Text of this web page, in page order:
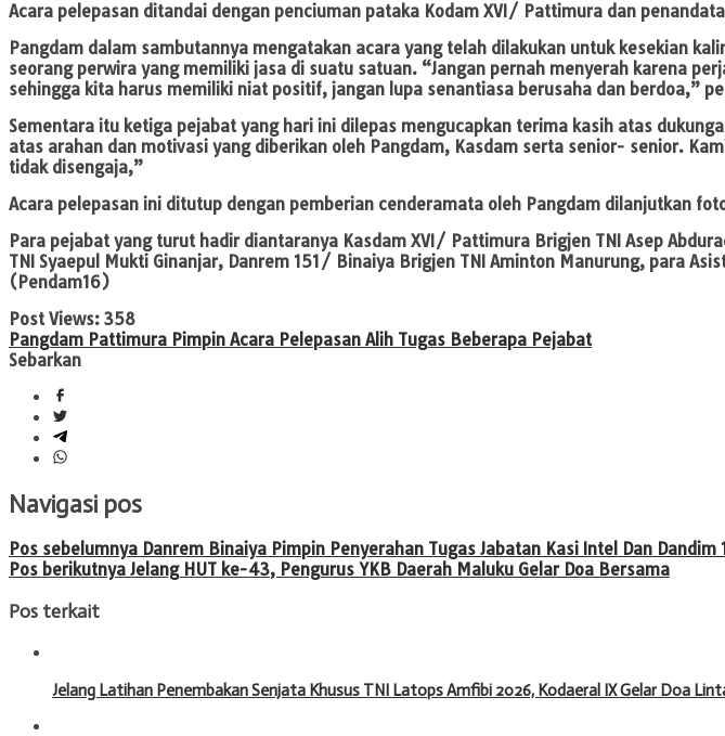
Acara pelepasan ditandai dengan penciuman pataka Kodam XVI/ Pattimura dan
Pangdam dalam sambutannya mengatakan acara yang telah dilakukan untuk kesekian
seorang perwira yang memiliki jasa di suatu satuan. “Jangan pernah menyerah karena
sehingga kita harus memiliki niat positif, jangan lupa senantiasa berusaha dan berdoa,”
Sementara itu ketiga pejabat yang hari ini dilepas mengucapkan terima kasih atas
atas arahan dan motivasi yang diberikan oleh Pangdam, Kasdam serta senior- senior.
tidak disengaja,”
Acara pelepasan ini ditutup dengan pemberian cenderamata oleh Pangdam dilanjutkan
Para pejabat yang turut hadir diantaranya Kasdam XVI/ Pattimura Brigjen TNI Asep
TNI Syaepul Mukti Ginanjar, Danrem 151/ Binaiya Brigjen TNI Aminton Manurung, para
(Pendam16)
Post Views: 358
Pangdam Pattimura Pimpin Acara Pelepasan Alih Tugas Beberapa Pejabat
Sebarkan
Navigasi pos
Pos sebelumnya Danrem Binaiya Pimpin Penyerahan Tugas Jabatan Kasi Intel Dan
Pos berikutnya Jelang HUT ke-43, Pengurus YKB Daerah Maluku Gelar Doa Bersama
Pos terkait
Jelang Latihan Penembakan Senjata Khusus TNI Latops Amfibi 2026, Kodaeral IX Gelar Doa